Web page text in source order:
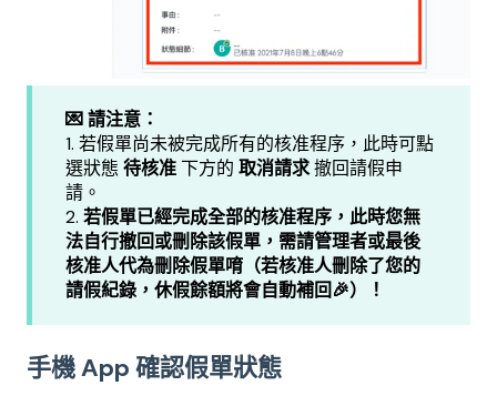
💌 請注意：
1. 若假單尚未被完成所有的核准程序，此時可點
選狀態 待核准下方的 取消請求撤回請假申
請。
2. 若假單已經完成全部的核准程序，此時您無
法自行撤回或刪除該假單，需請管理者或最後
核准人代為刪除假單唷（若核准人刪除了您的
請假紀錄，休假餘額將會自動補回🎉）！
手機 App 確認假單狀態